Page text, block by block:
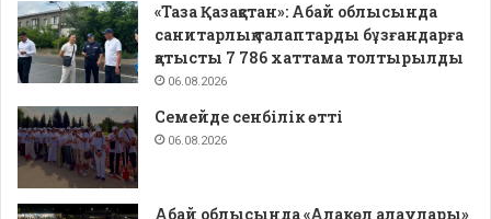
«Таза Қазақстан»: Абай облысында
санитарлық талаптарды бұзғандарға
қатысты 7 786 хаттама толтырылды
06.08.2026
Семейде сенбілік өтті
06.08.2026
Абай облысында «Алакөл алаулары»